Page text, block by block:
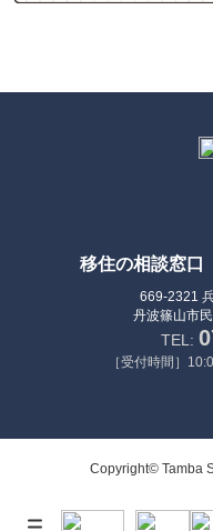
移住の相談窓口
669-2321
丹波篠山市
TEL:
［受付時間］
Copyright© Tamba